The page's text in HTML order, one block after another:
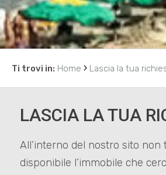
Ti trovi in: Home › Lascia la tua
LASCIA LA TUA
All’interno del nostro sito non
disponibile l’immobile che